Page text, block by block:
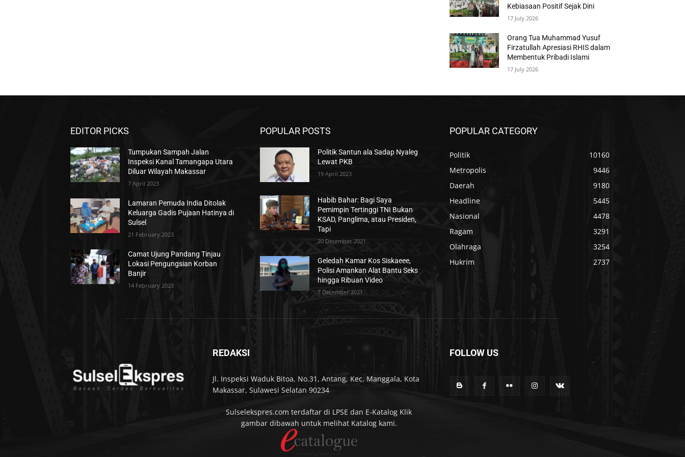
Kebiasaan Positif Sejak Dini
17 July 2026
Orang Tua Muhammad Yusuf
Firzatullah Apresiasi RHIS dalam
Membentuk Pribadi Islami
17 July 2026
EDITOR PICKS
Tumpukan Sampah Jalan
Inspeksi Kanal Tamangapa Utara
Diluar Wilayah Makassar
7 April 2023
Lamaran Pemuda India Ditolak
Keluarga Gadis Pujaan Hatinya di
Sulsel
21 February 2023
Camat Ujung Pandang Tinjau
Lokasi Pengungsian Korban
Banjir
14 February 2023
POPULAR POSTS
Politik Santun ala Sadap Nyaleg
Lewat PKB
19 April 2023
Habib Bahar: Bagi Saya
Pemimpin Tertinggi TNI Bukan
KSAD, Panglima, atau Presiden,
Tapi
20 December 2021
Geledah Kamar Kos Siskaeee,
Polisi Amankan Alat Bantu Seks
hingga Ribuan Video
7 December 2021
POPULAR CATEGORY
Politik
10160
Metropolis
9446
Daerah
9180
Headline
5445
Nasional
4478
Ragam
3291
Olahraga
3254
Hukrim
2737
REDAKSI
Jl. Inspeksi Waduk Bitoa, No.31, Antang, Kec. Manggala, Kota
Makassar, Sulawesi Selatan 90234
Sulselekspres.com terdaftar di LPSE dan E-Katalog Klik
gambar dibawah untuk melihat Katalog kami.
FOLLOW US